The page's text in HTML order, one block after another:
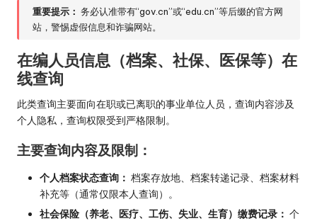
重要提示： 务必认准带有“gov.cn”或“edu.cn”等后缀的官方网
站，警惕虚假信息和诈骗网站。
在编人员信息（档案、社保、医保等）在
线查询
此类查询主要面向在职或已离职的事业单位人员，查询内容涉及
个人隐私，查询权限受到严格限制。
主要查询内容及限制：
个人档案状态查询： 档案存放地、档案转递记录、档案材料
补充等（通常仅限本人查询）。
社会保险（养老、医疗、工伤、失业、生育）缴费记录： 个